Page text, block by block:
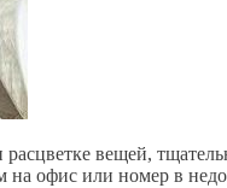
вещей,
офис или номер в